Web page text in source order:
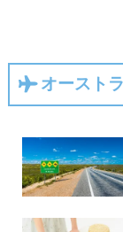
オースト